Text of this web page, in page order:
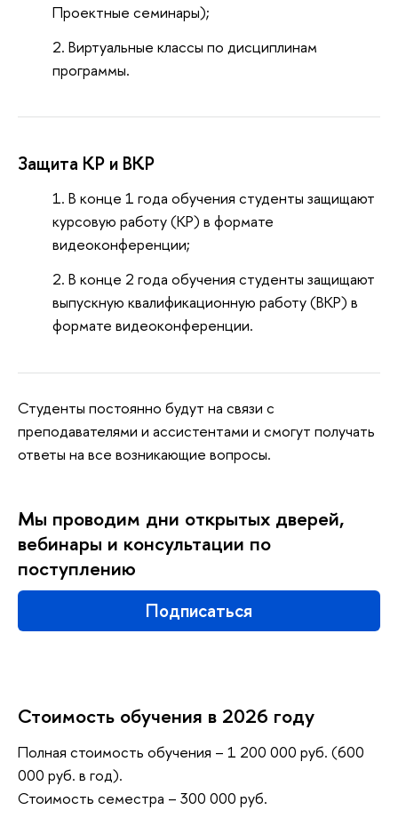
Проектные семинары);
Виртуальные классы по дисциплинам
программы.
Защита КР и ВКР
В конце 1 года обучения студенты защищают
курсовую работу (КР) в формате
видеоконференции;
В конце 2 года обучения студенты защищают
выпускную квалификационную работу (ВКР) в
формате видеоконференции.
Студенты постоянно будут на связи с
преподавателями и ассистентами и смогут получать
ответы на все возникающие вопросы.
Мы проводим дни открытых дверей,
вебинары и консультации по
поступлению
Подписаться
Стоимость обучения в 2026 году
Полная стоимость обучения – 1 200 000 руб. (600
000 руб. в год).
Стоимость семестра – 300 000 руб.